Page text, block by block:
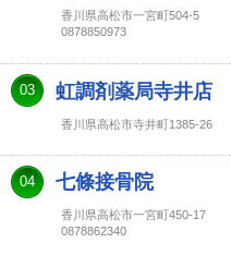
香川県高松市一宮町504-5
0878850973
03 虹調剤薬局寺井店
香川県高松市寺井町1385-26
04 七條接骨院
香川県高松市一宮町450-17
0878862340